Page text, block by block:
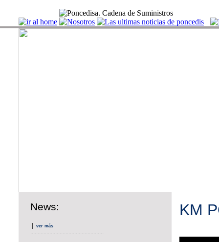
News:
ver más
..................................................
KM